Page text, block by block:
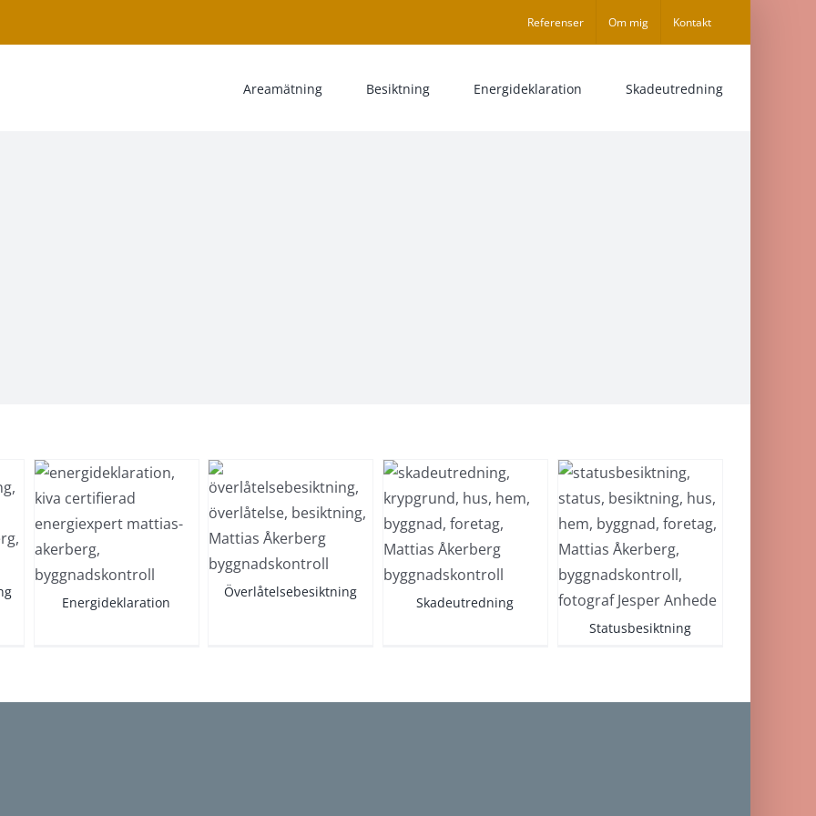
Referenser Om mig Kontakt
Areamätning Besiktning Energideklaration Skadeutredning
Energideklaration
Överlåtelsebesiktning
Byggnadskontroll
Överlåtelsebesiktning
Skadeutredning
Byggnadskontroll
Skadeutredning
Statusbesiktning
Byggnadskontroll
Statusbesiktning